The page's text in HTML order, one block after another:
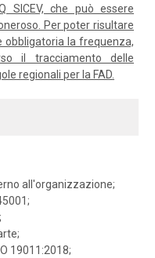
SICEV, che può essere
Per poter risultare
la frequenza,
il tracciamento delle
regionali per la FAD.
all'organizzazione;
19011:2018;